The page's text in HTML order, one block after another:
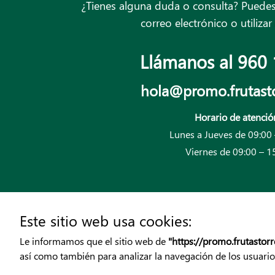
¿Tienes alguna duda o consulta?
correo electrónico o
Llámanos al 960
Horario de
Lunes a Jueves de 09:00
Viernes de 09:00 –
Este sitio web usa cookies:
Le informamos que el sitio web de "https://
así como también para analizar la navegación de los